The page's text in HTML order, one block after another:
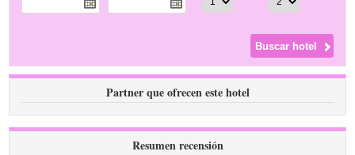
Partner que ofrecen este hotel
Resumen recensión